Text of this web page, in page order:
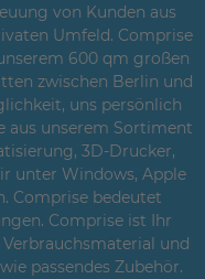
von Kunden aus
Umfeld. Comprise
600 qm großen
zwischen Berlin und
uns persönlich
aus unserem Sortiment
3D-Drucker,
unter Windows, Apple
Comprise bedeutet
Comprise ist Ihr
und
passendes Zubehör.